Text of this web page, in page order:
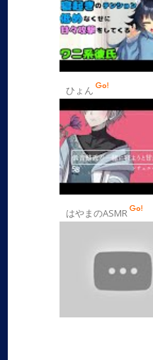
ひょん
はやまのASMR